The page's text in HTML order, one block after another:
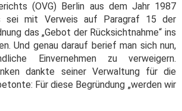
(OVG) Berlin aus dem Jahr 1987
sei mit Verweis auf Paragraf 15 der
das „Gebot der Rücksichtnahme“ ins
Und genau darauf berief man sich nun,
Einvernehmen zu verweigern.
dankte seiner Verwaltung für die
Für diese Begründung „werden wir